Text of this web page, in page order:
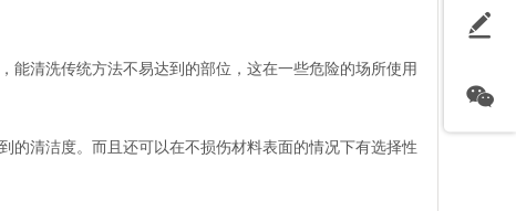
清洗传统方法不易达到的部位，这在一些危险的场所使用
的清洁度。而且还可以在不损伤材料表面的情况下有选择性